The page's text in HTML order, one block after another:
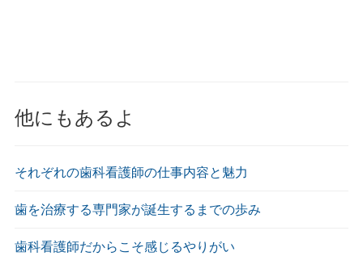
他にもあるよ
それぞれの歯科看護師の仕事内容と魅力
歯を治療する専門家が誕生するまでの歩み
歯科看護師だからこそ感じるやりがい